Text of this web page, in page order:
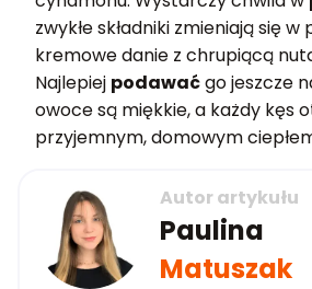
zwykłe składniki zmieniają się
kremowe danie z chrupiącą
Najlepiej podawaćgo jeszcze
owoce są miękkie, a każdy kęs
przyjemnym, domowym
Autor artykułu
Paulina
Matuszak